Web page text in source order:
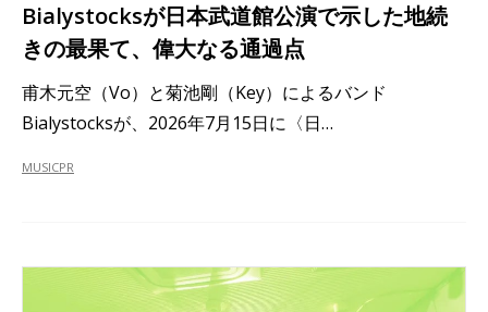
Bialystocksが日本武道館公演で示した地続
きの最果て、偉大なる通過点
甫木元空（Vo）と菊池剛（Key）によるバンド
Bialystocksが、2026年7月15日に〈日…
MUSICPR